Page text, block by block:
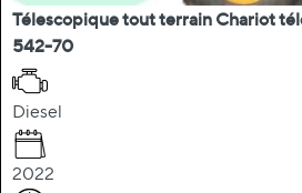
Télescopique tout terrain Chariot
542-70
Diesel
2022